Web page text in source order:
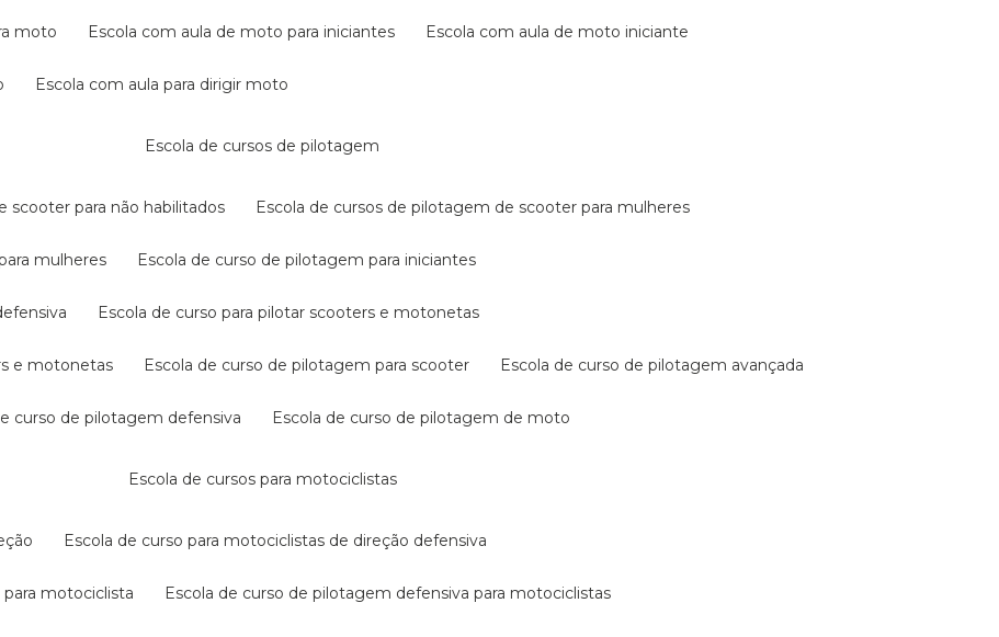
moto escola com aula de moto para iniciantes escola com aula de moto iniciante
escola com aula para dirigir moto
escola de cursos de pilotagem
scooter para não habilitados escola de cursos de pilotagem de scooter para mulheres
mulheres escola de curso de pilotagem para iniciantes
escola de curso para pilotar scooters e motonetas
e motonetas escola de curso de pilotagem para scooter escola de curso de pilotagem avançada
curso de pilotagem defensiva escola de curso de pilotagem de moto
escola de cursos para motociclistas
escola de curso para motociclistas de direção defensiva
para motociclista escola de curso de pilotagem defensiva para motociclistas